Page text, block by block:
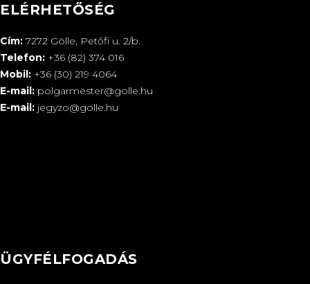
ELÉRHETŐSÉG
Cím: 7272 Gölle, Petőfi u. 2/b.
Telefon: +36 (82) 374 016
Mobil: +36 (30) 219 4064
E-mail: polgarmester@golle.hu
E-mail: jegyzo@golle.hu
ÜGYFÉLFOGADÁS